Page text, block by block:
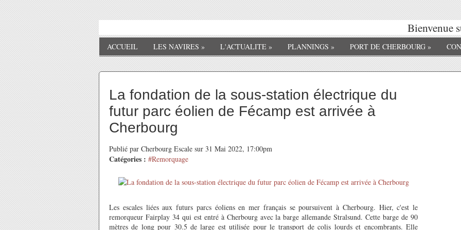
Bienvenue
ACCUEIL LES NAVIRES » L'ACTUALITE » PLANNINGS » PORT DE CHERBOURG »
La fondation de la sous-station électrique du
futur parc éolien de Fécamp est arrivée à
Cherbourg
Publié par Cherbourg Escale sur 31 Mai 2022, 17:00pm
Catégories : #Remorquage
Les escales liées aux futurs parcs éoliens en mer français se poursuivent à Cherbourg. Hier, c'est le
remorqueur Fairplay 34 qui est entré à Cherbourg avec la barge allemande Stralsund. Cette barge de 90
mètres de long pour 30.5 de large est utilisée pour le transport de colis lourds et encombrants. Elle